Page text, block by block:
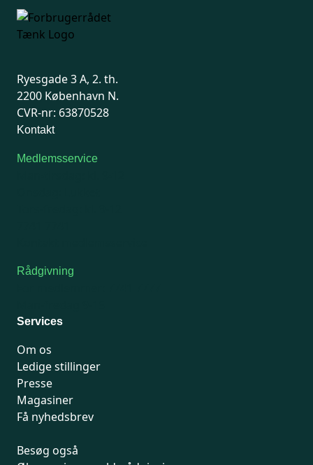
Ryesgade 3 A, 2. th.
2200 København N.
CVR-nr: 63870528
Kontakt
Medlemsservice
Rådgivning
Services
Om os
Ledige stillinger
Presse
Magasiner
Få nyhedsbrev
Besøg også